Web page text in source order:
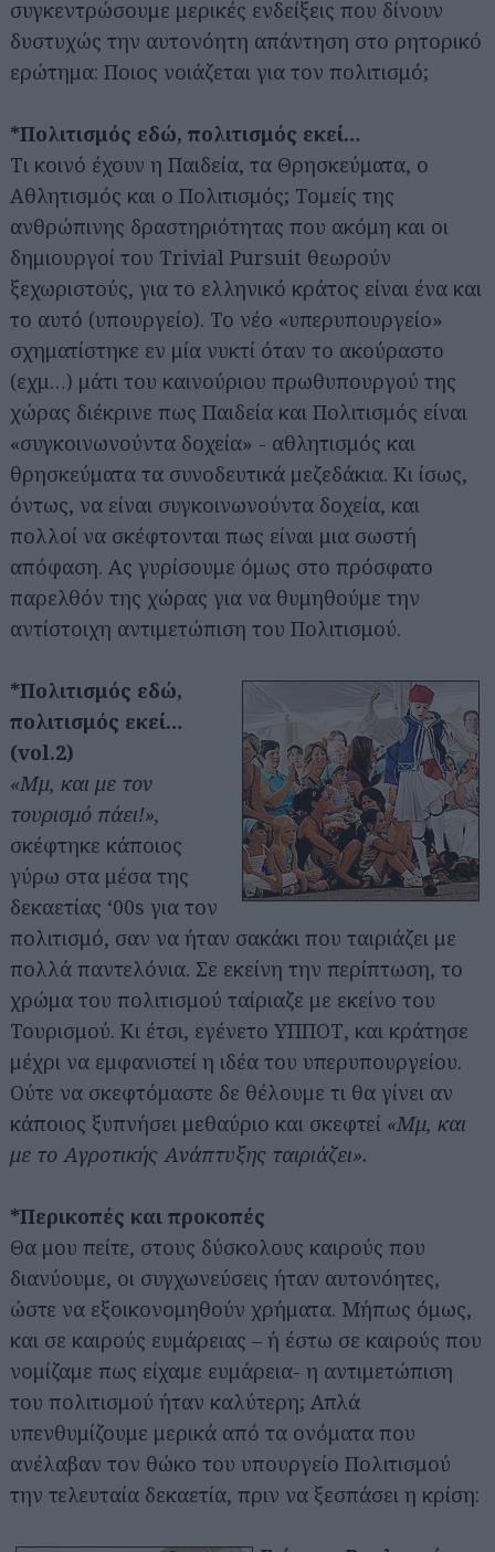
συγκεντρώσουμε μερικές ενδείξεις που δίνουν
δυστυχώς την αυτονόητη απάντηση στο ρητορικό
ερώτημα: Ποιος νοιάζεται για τον πολιτισμό;
*Πολιτισμός εδώ, πολιτισμός εκεί…
Τι κοινό έχουν η Παιδεία, τα Θρησκεύματα, ο
Αθλητισμός και ο Πολιτισμός; Τομείς της
ανθρώπινης δραστηριότητας που ακόμη και οι
δημιουργοί του Trivial Pursuit θεωρούν
ξεχωριστούς, για το ελληνικό κράτος είναι ένα και
το αυτό (υπουργείο). Το νέο «υπερυπουργείο»
σχηματίστηκε εν μία νυκτί όταν το ακούραστο
(εχμ…) μάτι του καινούριου πρωθυπουργού της
χώρας διέκρινε πως Παιδεία και Πολιτισμός είναι
«συγκοινωνούντα δοχεία» - αθλητισμός και
θρησκεύματα τα συνοδευτικά μεζεδάκια. Κι ίσως,
όντως, να είναι συγκοινωνούντα δοχεία, και
πολλοί να σκέφτονται πως είναι μια σωστή
απόφαση. Ας γυρίσουμε όμως στο πρόσφατο
παρελθόν της χώρας για να θυμηθούμε την
αντίστοιχη αντιμετώπιση του Πολιτισμού.
*Πολιτισμός εδώ,
πολιτισμός εκεί…
(vol.2)
«Μμ, και με τον
τουρισμό πάει!»,
σκέφτηκε κάποιος
γύρω στα μέσα της
δεκαετίας ‘00s για τον
πολιτισμό, σαν να ήταν σακάκι που ταιριάζει με
πολλά παντελόνια. Σε εκείνη την περίπτωση, το
χρώμα του πολιτισμού ταίριαζε με εκείνο του
Τουρισμού. Κι έτσι, εγένετο ΥΠΠΟΤ, και κράτησε
μέχρι να εμφανιστεί η ιδέα του υπερυπουργείου.
Ούτε να σκεφτόμαστε δε θέλουμε τι θα γίνει αν
κάποιος ξυπνήσει μεθαύριο και σκεφτεί «Μμ, και
με το Αγροτικής Ανάπτυξης ταιριάζει».
*Περικοπές και προκοπές
Θα μου πείτε, στους δύσκολους καιρούς που
διανύουμε, οι συγχωνεύσεις ήταν αυτονόητες,
ώστε να εξοικονομηθούν χρήματα. Μήπως όμως,
και σε καιρούς ευμάρειας – ή έστω σε καιρούς που
νομίζαμε πως είχαμε ευμάρεια- η αντιμετώπιση
του πολιτισμού ήταν καλύτερη; Απλά
υπενθυμίζουμε μερικά από τα ονόματα που
ανέλαβαν τον θώκο του υπουργείο Πολιτισμού
την τελευταία δεκαετία, πριν να ξεσπάσει η κρίση: